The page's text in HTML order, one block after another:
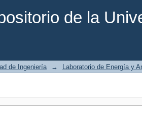
de la
de Ingeniería → Laboratorio de Energía y